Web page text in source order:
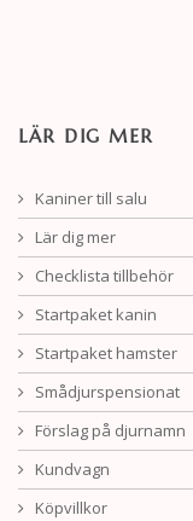
LÄR DIG MER
Kaniner till salu
Lär dig mer
Checklista tillbehör
Startpaket kanin
Startpaket hamster
Smådjurspensionat
Förslag på djurnamn
Kundvagn
Köpvillkor